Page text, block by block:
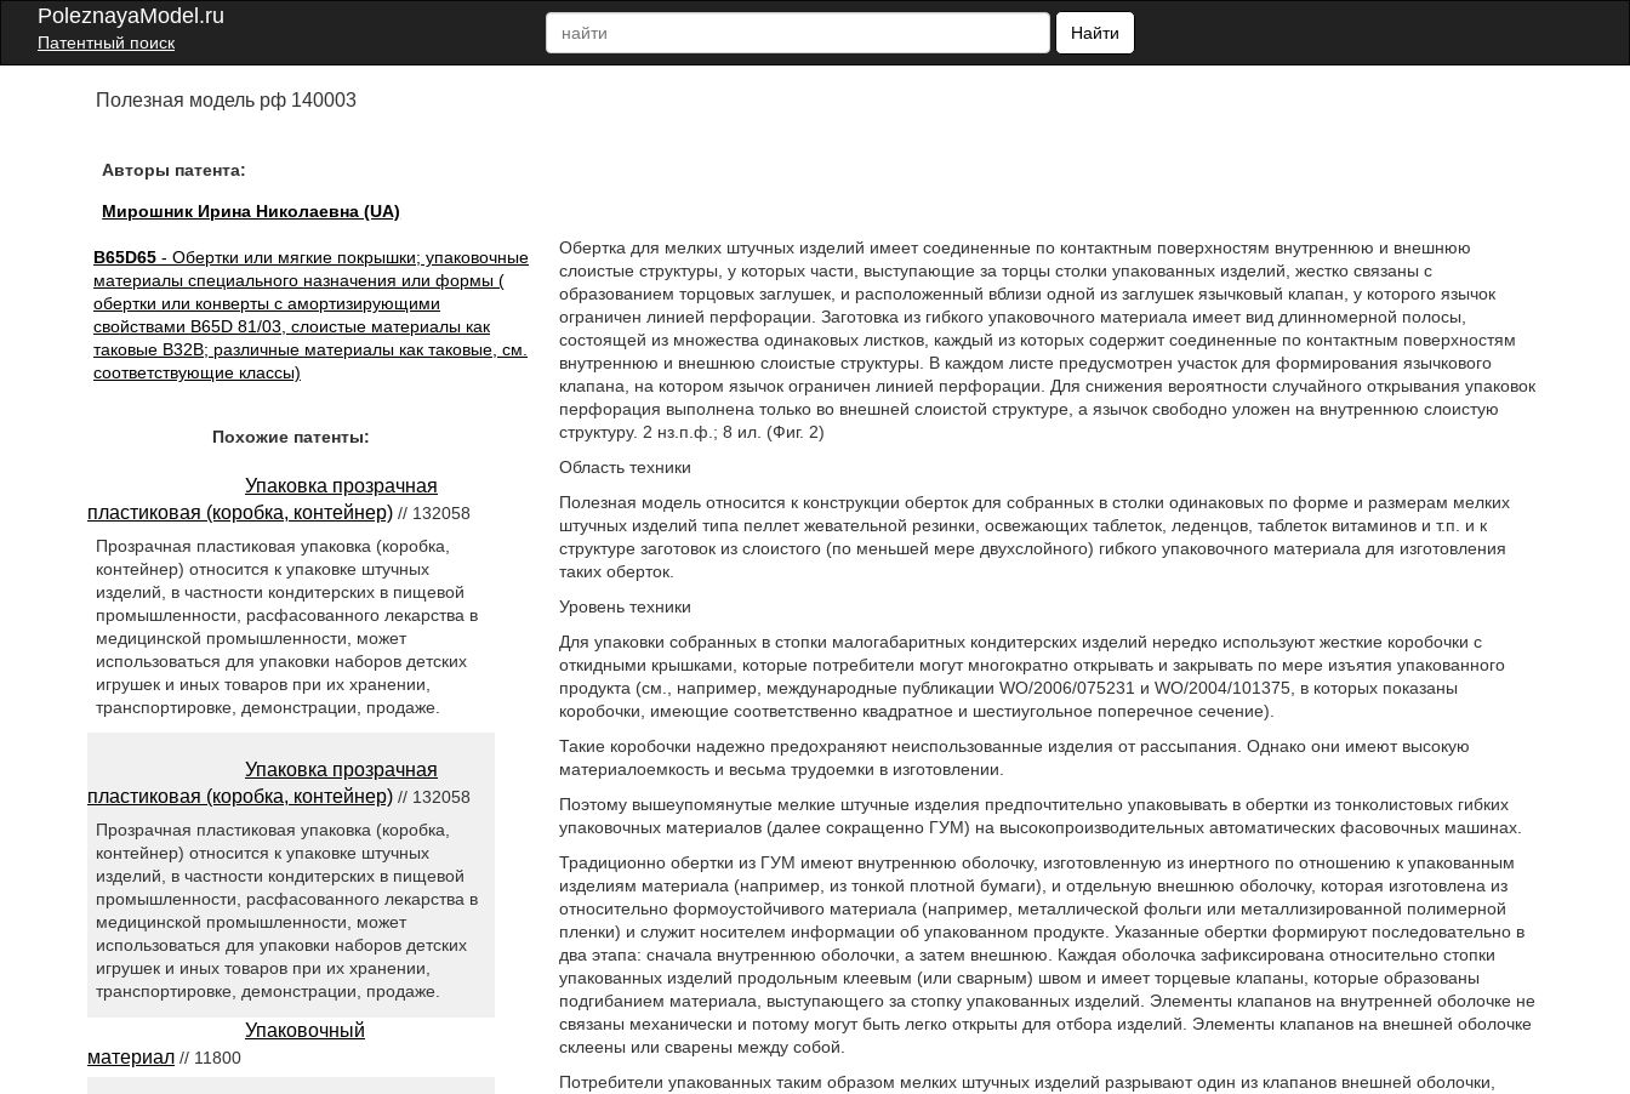
PoleznayaModel.ru
Патентный поиск
Найти
Полезная модель рф 140003
Авторы патента:
Мирошник Ирина Николаевна (UA)
B65D65 - Обертки или мягкие покрышки; упаковочные
материалы специального назначения или формы (
обертки или конверты с амортизирующими
свойствами B65D 81/03, слоистые материалы как
таковые B32B; различные материалы как таковые, см.
соответствующие классы)
Обертка для мелких штучных изделий имеет соединенные по контактным поверхностям внутреннюю и внешнюю
слоистые структуры, у которых части, выступающие за торцы столки упакованных изделий, жестко связаны с
образованием торцовых заглушек, и расположенный вблизи одной из заглушек язычковый клапан, у которого язычок
ограничен линией перфорации. Заготовка из гибкого упаковочного материала имеет вид длинномерной полосы,
состоящей из множества одинаковых листков, каждый из которых содержит соединенные по контактным поверхностям
внутреннюю и внешнюю слоистые структуры. В каждом листе предусмотрен участок для формирования язычкового
клапана, на котором язычок ограничен линией перфорации. Для снижения вероятности случайного открывания упаковок
перфорация выполнена только во внешней слоистой структуре, а язычок свободно уложен на внутреннюю слоистую
структуру. 2 нз.п.ф.; 8 ил. (Фиг. 2)
Область техники
Полезная модель относится к конструкции оберток для собранных в столки одинаковых по форме и размерам мелких
штучных изделий типа пеллет жевательной резинки, освежающих таблеток, леденцов, таблеток витаминов и т.п. и к
структуре заготовок из слоистого (по меньшей мере двухслойного) гибкого упаковочного материала для изготовления
таких оберток.
Уровень техники
Для упаковки собранных в стопки малогабаритных кондитерских изделий нередко используют жесткие коробочки с
откидными крышками, которые потребители могут многократно открывать и закрывать по мере изъятия упакованного
продукта (см., например, международные публикации WO/2006/075231 и WO/2004/101375, в которых показаны
коробочки, имеющие соответственно квадратное и шестиугольное поперечное сечение).
Такие коробочки надежно предохраняют неиспользованные изделия от рассыпания. Однако они имеют высокую
материалоемкость и весьма трудоемки в изготовлении.
Поэтому вышеупомянутые мелкие штучные изделия предпочтительно упаковывать в обертки из тонколистовых гибких
упаковочных материалов (далее сокращенно ГУМ) на высокопроизводительных автоматических фасовочных машинах.
Традиционно обертки из ГУМ имеют внутреннюю оболочку, изготовленную из инертного по отношению к упакованным
изделиям материала (например, из тонкой плотной бумаги), и отдельную внешнюю оболочку, которая изготовлена из
относительно формоустойчивого материала (например, металлической фольги или металлизированной полимерной
пленки) и служит носителем информации об упакованном продукте. Указанные обертки формируют последовательно в
два этапа: сначала внутреннюю оболочки, а затем внешнюю. Каждая оболочка зафиксирована относительно стопки
упакованных изделий продольным клеевым (или сварным) швом и имеет торцевые клапаны, которые образованы
подгибанием материала, выступающего за стопку упакованных изделий. Элементы клапанов на внутренней оболочке не
связаны механически и потому могут быть легко открыты для отбора изделий. Элементы клапанов на внешней оболочке
склеены или сварены между собой.
Потребители упакованных таким образом мелких штучных изделий разрывают один из клапанов внешней оболочки,
Похожие патенты:
Упаковка прозрачная
пластиковая (коробка, контейнер) // 132058
Прозрачная пластиковая упаковка (коробка,
контейнер) относится к упаковке штучных
изделий, в частности кондитерских в пищевой
промышленности, расфасованного лекарства в
медицинской промышленности, может
использоваться для упаковки наборов детских
игрушек и иных товаров при их хранении,
транспортировке, демонстрации, продаже.
Упаковка прозрачная
пластиковая (коробка, контейнер) // 132058
Прозрачная пластиковая упаковка (коробка,
контейнер) относится к упаковке штучных
изделий, в частности кондитерских в пищевой
промышленности, расфасованного лекарства в
медицинской промышленности, может
использоваться для упаковки наборов детских
игрушек и иных товаров при их хранении,
транспортировке, демонстрации, продаже.
Упаковочный
материал // 11800